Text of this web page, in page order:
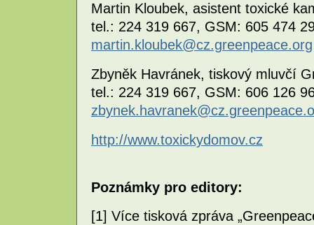
Martin Kloubek, asistent toxické
tel.: 224 319 667, GSM: 605 474
martin.kloubek@cz.greenpeace.org
Zbyněk Havránek, tiskový mluvčí
tel.: 224 319 667, GSM: 606 126
http://www.toxickydomov.cz
Poznámky pro editory:
[1] Více tisková zpráva